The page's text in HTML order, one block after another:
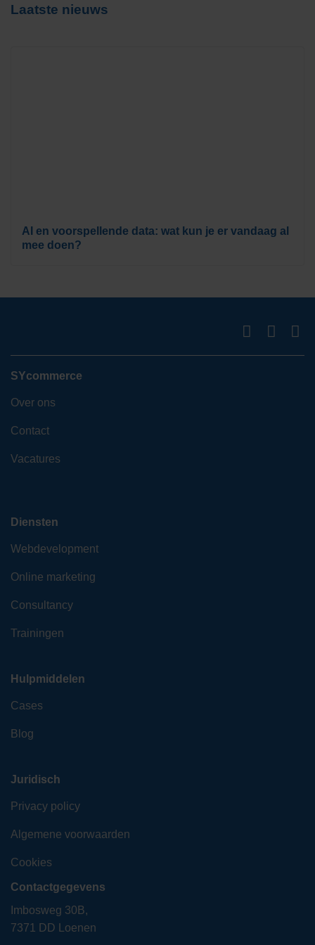
Laatste nieuws
AI en voorspellende data: wat kun je er vandaag al
mee doen?
SYcommerce
Over ons
Contact
Vacatures
Diensten
Webdevelopment
Online marketing
Consultancy
Trainingen
Hulpmiddelen
Cases
Blog
Juridisch
Privacy policy
Algemene voorwaarden
Cookies
Contactgegevens
Imbosweg 30B,
7371 DD Loenen